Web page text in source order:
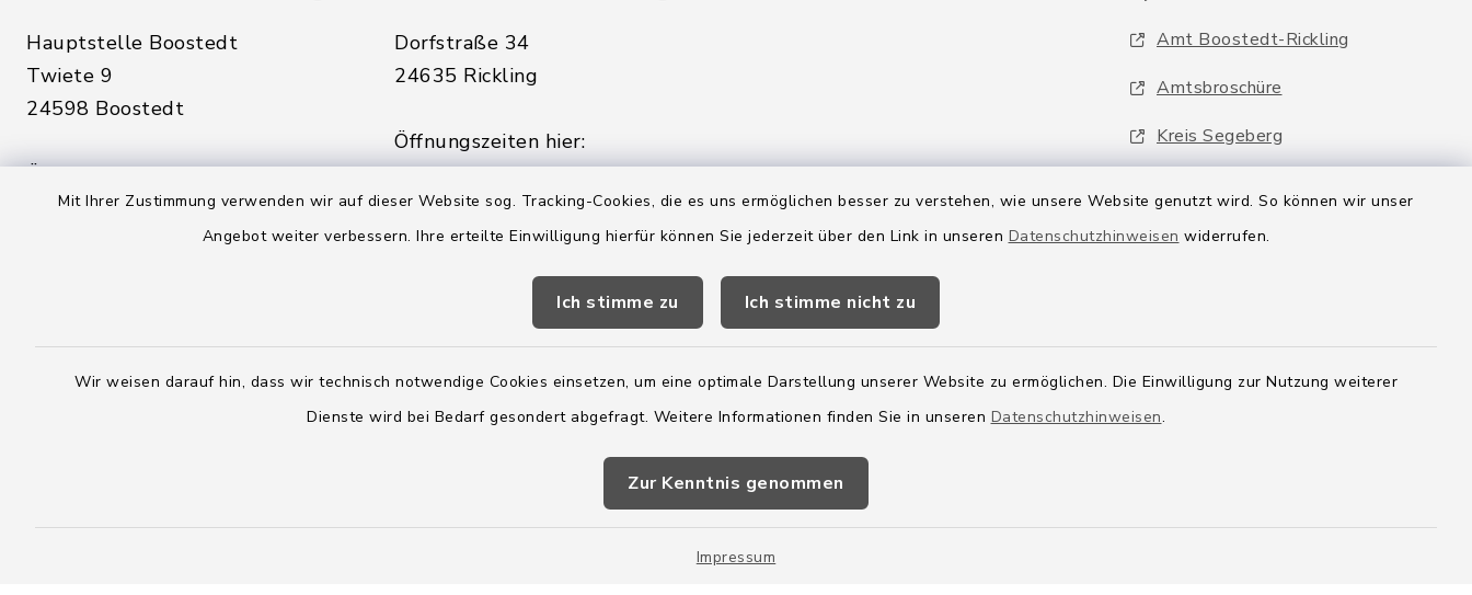
Mit Ihrer Zustimmung verwenden wir auf dieser Website sog. Tracking-Cookies, die es uns ermöglichen besser zu verstehen, wie unsere Website genutzt wird. So können wir unser
Angebot weiter verbessern. Ihre erteilte Einwilligung hierfür können Sie jederzeit über den Link in unseren Datenschutzhinweisen widerrufen.
Ich stimme zu Ich stimme nicht zu
Wir weisen darauf hin, dass wir technisch notwendige Cookies einsetzen, um eine optimale Darstellung unserer Website zu ermöglichen. Die Einwilligung zur Nutzung weiterer
Dienste wird bei Bedarf gesondert abgefragt. Weitere Informationen finden Sie in unseren Datenschutzhinweisen.
Zur Kenntnis genommen
Impressum
Hauptstelle Boostedt
Twiete 9
24598 Boostedt
Öffnungszeiten hier:
Montag, Dienstag, Donnerstag,
14:00 - 18:00 Uhr
Dorfstraße 34
24635 Rickling
Öffnungszeiten hier:
Montag, Dienstag, Donnerstag,
Freitag:
08:00 - 12:00 Uhr
sowie zusätzlich am Donnerstag:
04328 179-0
04328 - 179-44
info@amt-boostedt-
Amt Boostedt-Rickling
Amtsbroschüre
Kreis Segeberg